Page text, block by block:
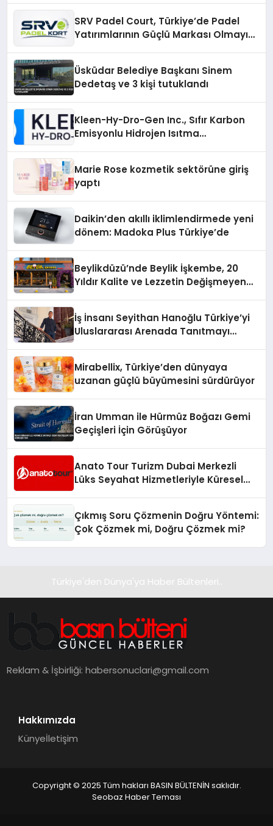
SRV Padel Court, Türkiye’de Padel
Yatırımlarının Güçlü Markası Olmayı
Üsküdar Belediye Başkanı Sinem
Dedetaş ve 3 kişi tutuklandı
Kleen-Hy-Dro-Gen Inc., Sıfır Karbon
Emisyonlu Hidrojen Isıtma
Marie Rose kozmetik sektörüne giriş
yaptı
Daikin’den akıllı iklimlendirmede yeni
dönem: Madoka Plus Türkiye’de
Beylikdüzü’nde Beylik İşkembe, 20
Yıldır Kalite ve Lezzetin Değişmeyen
İş İnsanı Seyithan Hanoğlu Türkiye’yi
Uluslararası Arenada Tanıtmayı
Mirabellix, Türkiye’den dünyaya
uzanan güçlü büyümesini sürdürüyor
İran Umman ile Hürmüz Boğazı Gemi
Geçişleri İçin Görüşüyor
Anato Tour Turizm Dubai Merkezli
Lüks Seyahat Hizmetleriyle Küresel
Çıkmış Soru Çözmenin Doğru Yöntemi:
Çok Çözmek mi, Doğru Çözmek mi?
Türkiye'den Dünya'ya Haber Bültenleri..
Reklam & İşbirliği:habersonuclari@gmail.com
Hakkımızda
Künyeİletişim
Copyright © 2025 Tüm hakları BASIN BÜLTENİN saklıdır.
Seobaz Haber Teması